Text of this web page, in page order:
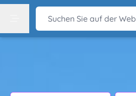
Suchen Sie auf der Website